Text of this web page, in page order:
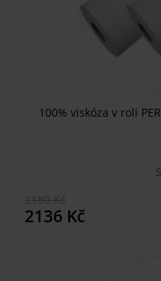
100% viskóza v roli
2136 Kč